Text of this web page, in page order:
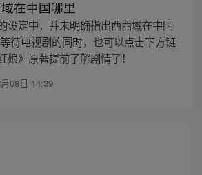
在中国哪里
设定中，并未明确指出西西域在中国
待电视剧的同时，也可以点击下方链
娘》原著提前了解剧情了！
08日 14:39